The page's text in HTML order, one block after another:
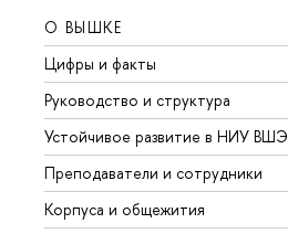
О ВЫШКЕ
Цифры и факты
Руководство и структура
Устойчивое развитие в НИУ ВШЭ
Преподаватели и сотрудники
Корпуса и общежития